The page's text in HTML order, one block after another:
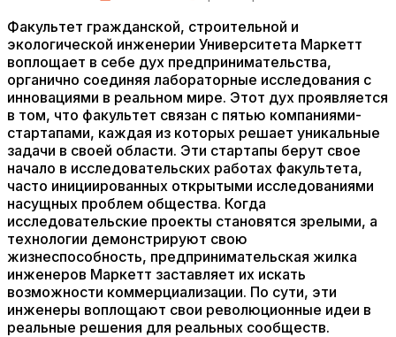
Факультет гражданской, строительной и
экологической инженерии Университета Маркетт
воплощает в себе дух предпринимательства,
органично соединяя лабораторные исследования с
инновациями в реальном мире. Этот дух проявляется
в том, что факультет связан с пятью компаниями-
стартапами, каждая из которых решает уникальные
задачи в своей области. Эти стартапы берут свое
начало в исследовательских работах факультета,
часто инициированных открытыми исследованиями
насущных проблем общества. Когда
исследовательские проекты становятся зрелыми, а
технологии демонстрируют свою
жизнеспособность, предпринимательская жилка
инженеров Маркетт заставляет их искать
возможности коммерциализации. По сути, эти
инженеры воплощают свои революционные идеи в
реальные решения для реальных сообществ.